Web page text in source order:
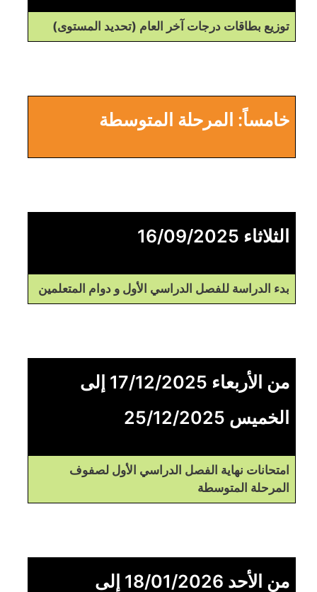
توزيع بطاقات درجات آخر العام (تحديد المستوى)
خامساً: المرحلة المتوسطة
الثلاثاء 16/09/2025
بدء الدراسة للفصل الدراسي الأول و دوام المتعلمين
من الأربعاء 17/12/2025 إلى
الخميس 25/12/2025
امتحانات نهاية الفصل الدراسي الأول لصفوف
المرحلة المتوسطة
من الأحد 18/01/2026 إلى